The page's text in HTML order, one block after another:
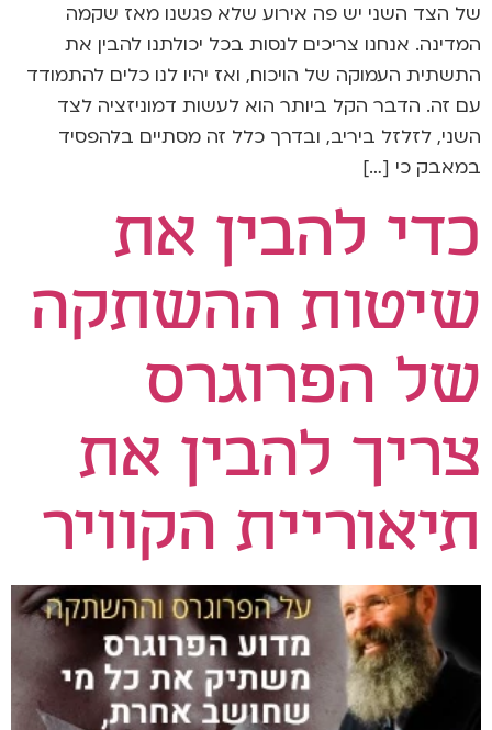
של הצד השני יש פה אירוע שלא פגשנו מאז שקמה
המדינה. אנחנו צריכים לנסות בכל יכולתנו להבין את
התשתית העמוקה של הויכוח, ואז יהיו לנו כלים להתמודד
עם זה. הדבר הקל ביותר הוא לעשות דמוניזציה לצד
השני, לזלזל ביריב, ובדרך כלל זה מסתיים בלהפסיד
במאבק כי […]
כדי להבין את
שיטות ההשתקה
של הפרוגרס
צריך להבין את
תיאוריית הקוויר